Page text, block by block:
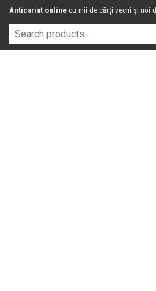
Anticariat online cu mii de cărți vechi și noi